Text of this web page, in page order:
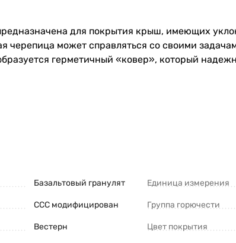
для покрытия крыш, имеющих
черепица может справляться со своими
герметичный «ковер», который
низкая, чем цена натуральной черепицы, а
отличается большим сроком службы,
Базальтовый гранулят
ССС модифицирован
Вестерн
Единица измерения
Группа горючести
Цвет покрытия